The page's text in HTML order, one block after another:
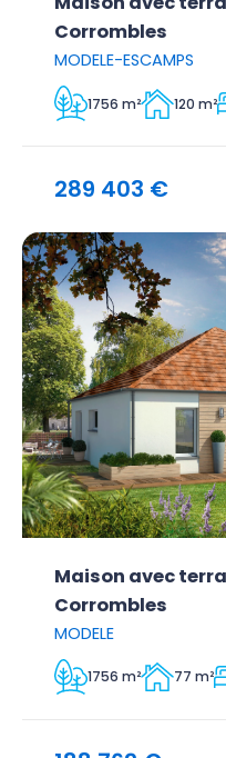
Corrombles
MODELE-ESCAMPS
1756 m² 120 m²
289 403 €
Maison avec
Corrombles
MODELE
1756 m² 77 m²